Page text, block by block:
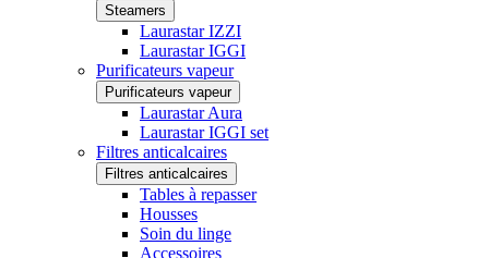
Steamers
Laurastar IZZI
Laurastar IGGI
Purificateurs vapeur
Purificateurs vapeur
Laurastar Aura
Laurastar IGGI set
Filtres anticalcaires
Filtres anticalcaires
Tables à repasser
Housses
Soin du linge
Accessoires